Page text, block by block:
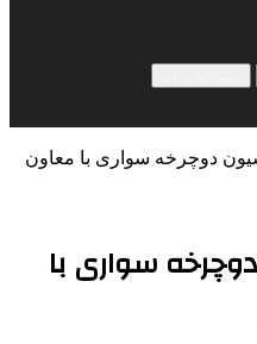
دوچرخه سواری با معاون
سواری با